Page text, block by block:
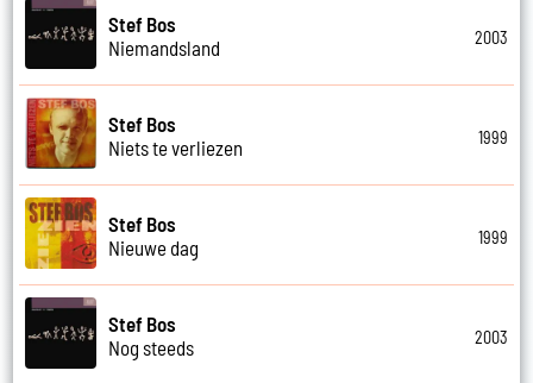
Stef Bos
Niemandsland
2003
Stef Bos
Niets te verliezen
1999
Stef Bos
Nieuwe dag
1999
Stef Bos
Nog steeds
2003